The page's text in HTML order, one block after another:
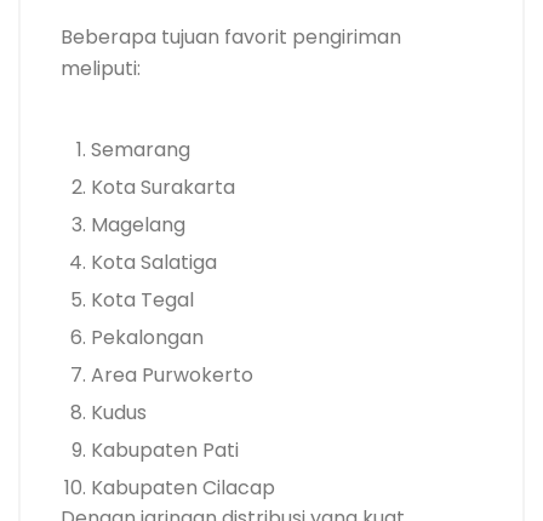
Beberapa tujuan favorit pengiriman
meliputi:
Semarang
Kota Surakarta
Magelang
Kota Salatiga
Kota Tegal
Pekalongan
Area Purwokerto
Kudus
Kabupaten Pati
Kabupaten Cilacap